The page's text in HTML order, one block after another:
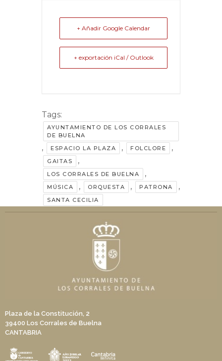
+ Añadir Google Calendar
+ exportación iCal / Outlook
Tags:
AYUNTAMIENTO DE LOS CORRALES
DE BUELNA
, ESPACIO LA PLAZA , FOLCLORE ,
GAITAS ,
LOS CORRALES DE BUELNA ,
MÚSICA , ORQUESTA , PATRONA ,
SANTA CECILIA
Plaza de la Constitución, 2
39400 Los Corrales de Buelna
CANTABRIA